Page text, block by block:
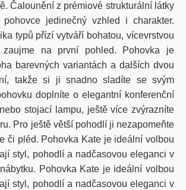
Čalounění z prémiové strukturální látky
pohovce jedinečný vzhled i charakter.
typů přízí vytváří bohatou, vícevrstvou
zaujme na první pohled. Pohovka je
barevných variantách a dalších dvou
takže si ji snadno sladíte se svým
doplníte o elegantní konferenční
stojací lampu, ještě více zvýrazníte
Pro ještě větší pohodlí ji nezapomeňte
či pléd. Pohovka Kate je ideální volbou
styl, pohodlí a nadčasovou eleganci v
Pohovka Kate je ideální volbou
styl, pohodlí a nadčasovou eleganci v